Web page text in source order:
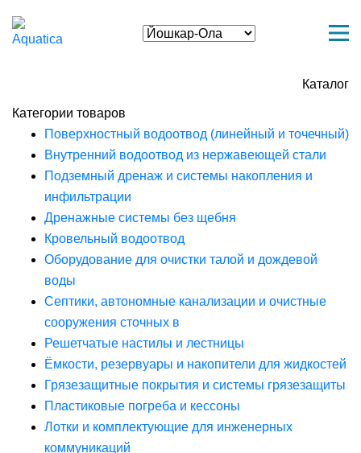
Каталог
Категории товаров
Поверхностный водоотвод (линейный и точечный)
Внутренний водоотвод из нержавеющей стали
Подземный дренаж и системы накопления и
инфильтрации
Дренажные системы без щебня
Кровельный водоотвод
Оборудование для очистки талой и дождевой
воды
Септики, автономные канализации и очистные
сооружения сточных в
Решетчатые настилы и лестницы
Ёмкости, резервуары и накопители для жидкостей
Грязезащитные покрытия и системы грязезащиты
Пластиковые погреба и кессоны
Лотки и комплектующие для инженерных
коммуникаций